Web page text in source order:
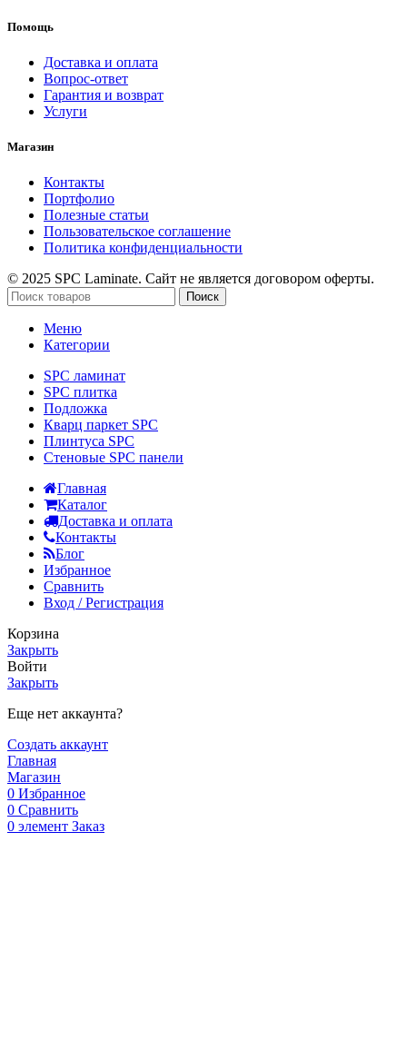
Помощь
Доставка и оплата
Вопрос-ответ
Гарантия и возврат
Услуги
Магазин
Контакты
Портфолио
Полезные статьи
Пользовательское соглашение
Политика конфиденциальности
© 2025 SPC Laminate. Сайт не является договором оферты.
Поиск
Меню
Категории
SPC ламинат
SPC плитка
Подложка
Кварц паркет SPC
Плинтуса SPC
Стеновые SPC панели
Главная
Каталог
Доставка и оплата
Контакты
Блог
Избранное
Сравнить
Вход / Регистрация
Корзина
Закрыть
Войти
Закрыть
Еще нет аккаунта?
Создать аккаунт
Главная
Магазин
0 Избранное
0 Сравнить
0 элемент Заказ